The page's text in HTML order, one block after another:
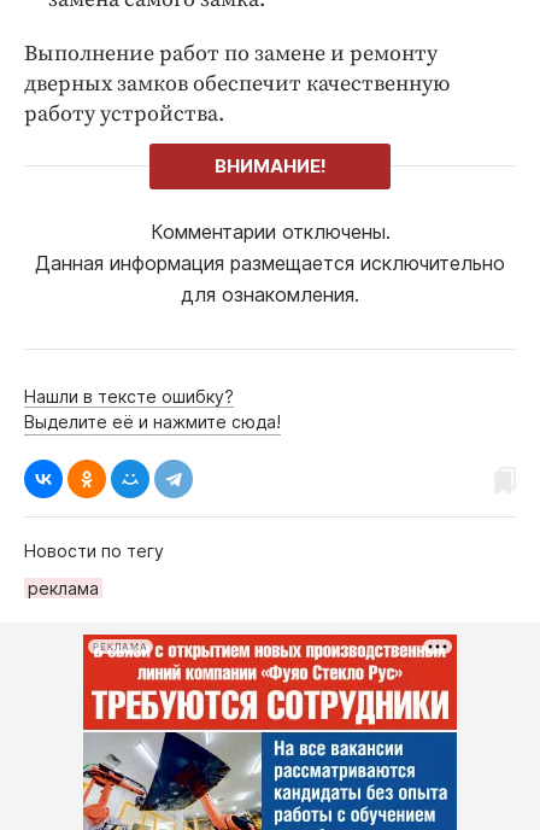
Выполнение работ по замене и ремонту
дверных замков обеспечит качественную
работу устройства.
ВНИМАНИЕ!
Комментарии отключены.
Данная информация размещается исключительно
для ознакомления.
Нашли в тексте ошибку?
Выделите её и нажмите сюда!
Новости по тегу
реклама
РЕКЛАМА